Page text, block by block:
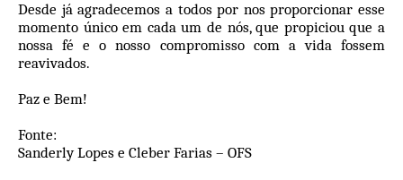
Desde já agradecemos a todos por nos proporcionar esse
momento único em cada um de nós, que propiciou que a
nossa fé e o nosso compromisso com a vida fossem
reavivados.
Paz e Bem!
Fonte:
Sanderly Lopes e Cleber Farias – OFS